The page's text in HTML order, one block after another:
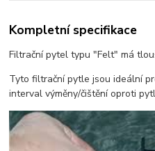
Kompletní specifikace
Filtrační pytel typu "Felt" má
Tyto filtrační pytle jsou ideální
interval výměny/čištění oproti